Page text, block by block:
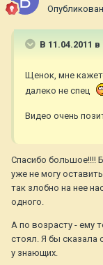
В 11.04.2011
Щенок, мне
далеко не спец
Видео очень
Спасибо большое!!!!
уже не могу
так злобно на нее
одного.
А по возрасту - ему
стоял. Я бы сказала
у знающих.